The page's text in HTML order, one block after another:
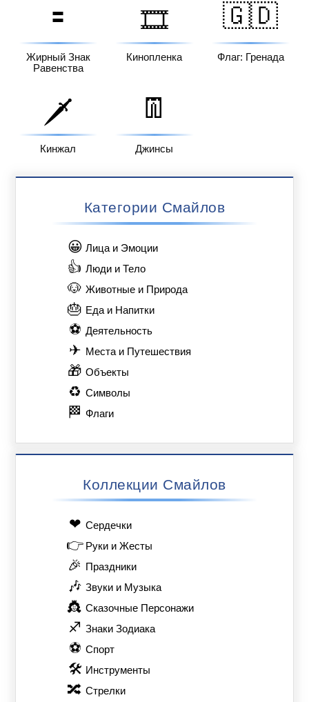
🟰
Жирный Знак
Равенства
🎞️
Кинопленка
🇬🇩
Флаг: Гренада
🗡️
Кинжал
👖
Джинсы
Категории Смайлов
😀 Лица и Эмоции
👍 Люди и Тело
🐶 Животные и Природа
🎂 Еда и Напитки
⚽ Деятельность
✈ Места и Путешествия
🎁 Объекты
♻ Символы
🏁 Флаги
Коллекции Смайлов
❤ Сердечки
👉 Руки и Жесты
🎉 Праздники
🎶 Звуки и Музыка
👸 Сказочные Персонажи
♐ Знаки Зодиака
⚽ Спорт
🛠 Инструменты
🔀 Стрелки